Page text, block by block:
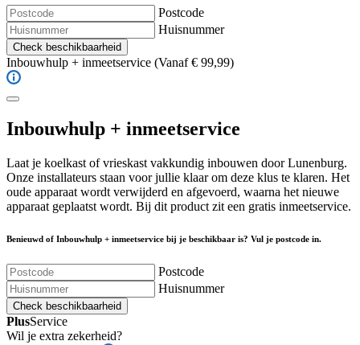
Postcode
Huisnummer
Check beschikbaarheid
Inbouwhulp + inmeetservice (Vanaf € 99,99)
Inbouwhulp + inmeetservice
Laat je koelkast of vrieskast vakkundig inbouwen door Lunenburg.
Onze installateurs staan voor jullie klaar om deze klus te klaren. Het
oude apparaat wordt verwijderd en afgevoerd, waarna het nieuwe
apparaat geplaatst wordt. Bij dit product zit een gratis inmeetservice.
Benieuwd of Inbouwhulp + inmeetservice bij je beschikbaar is? Vul je postcode in.
Postcode
Huisnummer
Check beschikbaarheid
PlusService
Wil je extra zekerheid?